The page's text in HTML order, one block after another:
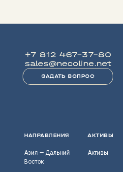
+7 812 467-37-80
sales@necoline.net
ЗАДАТЬ ВОПРОС
НАПРАВЛЕНИЯ
Азия — Дальний
Восток
АКТИВЫ
Активы